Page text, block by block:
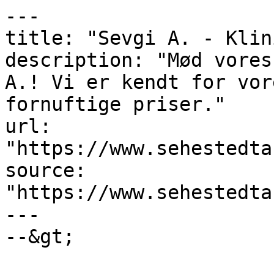
---
title: "Sevgi A. -
description: "Mød
A.! Vi er kendt for
fornuftige priser."
url:
"https://
source:
"https://
---
--&gt;